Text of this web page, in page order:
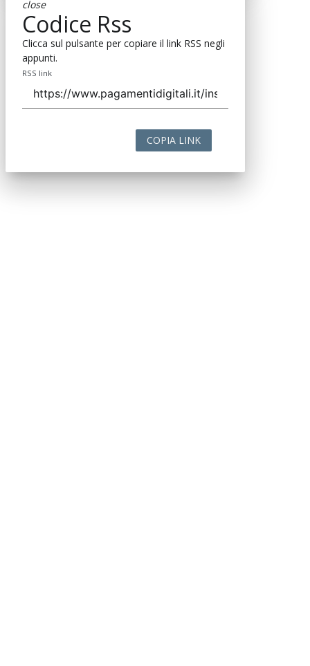
close
Codice Rss
Clicca sul pulsante per copiare il link RSS negli
appunti.
RSS link
COPIA LINK